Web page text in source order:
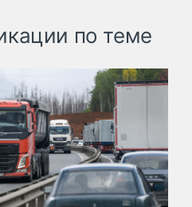
по теме